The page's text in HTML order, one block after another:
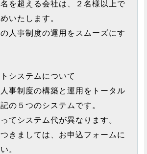
を超える会社は、２名様以上で
いたします。
人事制度の運用をスムーズにす
システムについて
事制度の構築と運用をトータル
の５つのシステムです。
てシステム代が異なります。
きましては、お申込フォームに
。